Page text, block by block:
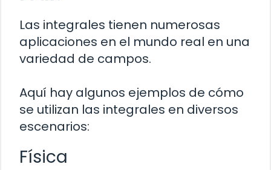
Las integrales tienen numerosas
aplicaciones en el mundo real en una
variedad de campos.
Aquí hay algunos ejemplos de cómo
se utilizan las integrales en diversos
escenarios:
Física